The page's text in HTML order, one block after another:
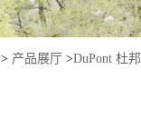
> 产品展厅 >DuPont 杜邦